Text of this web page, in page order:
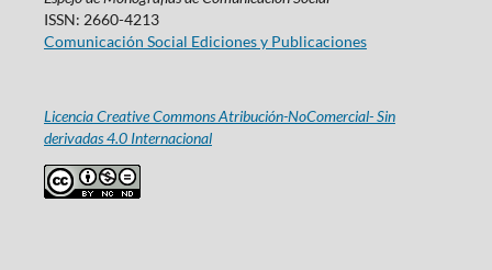
ISSN: 2660-4213
Comunicación Social Ediciones y Publicaciones
Licencia Creative Commons Atribución-NoComercial- Sin
derivadas 4.0 Internacional